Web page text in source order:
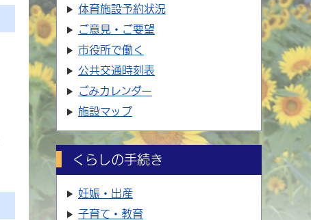
体育施設予約状況
ご意見・ご要望
市役所で働く
公共交通時刻表
ごみカレンダー
施設マップ
くらしの手続き
妊娠・出産
子育て・教育